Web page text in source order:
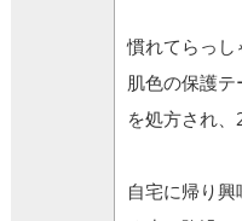
慣れてらっし
肌色の保護
を処方され、
自宅に帰り